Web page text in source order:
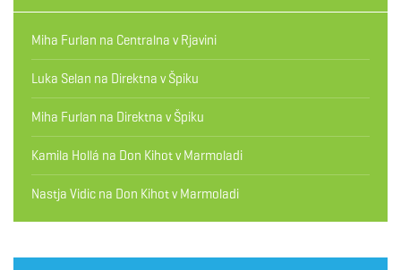
Miha Furlan na Centralna v Rjavini
Luka Selan na Direktna v Špiku
Miha Furlan na Direktna v Špiku
Kamila Hollá na Don Kihot v Marmoladi
Nastja Vidic na Don Kihot v Marmoladi